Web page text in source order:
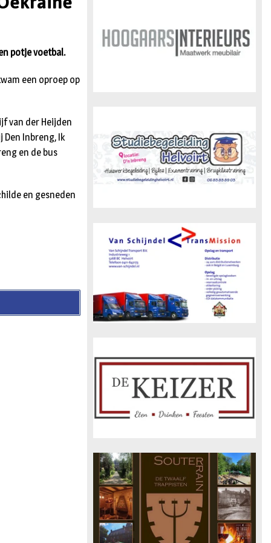
potje voetbal.
een oproep op
van der Heijden
Den Inbreng, Ik
en de bus
en gesneden